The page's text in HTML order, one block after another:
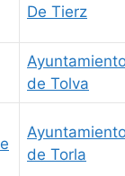
De Tierz
de Tolva
de Torla